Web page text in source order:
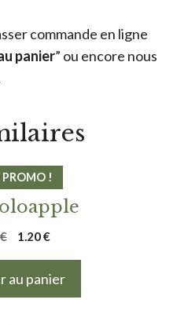
commande en ligne
panier” ou encore nous
PROMO !
€
Le
1.20€Le
actuel
au panier